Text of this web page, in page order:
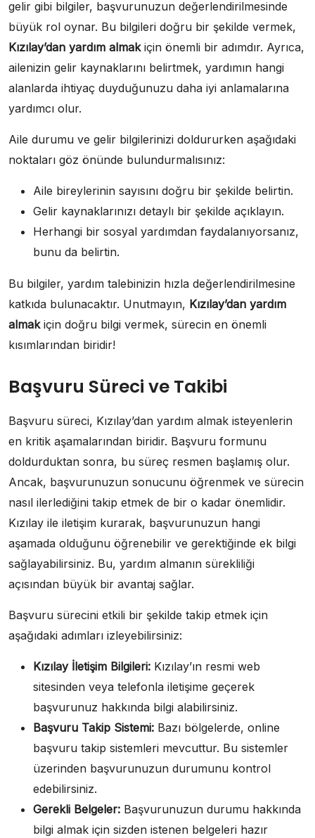
gelir gibi bilgiler, başvurunuzun değerlendirilmesinde
büyük rol oynar. Bu bilgileri doğru bir şekilde vermek,
Kızılay’dan yardım almakiçin önemli bir adımdır. Ayrıca,
ailenizin gelir kaynaklarını belirtmek, yardımın hangi
alanlarda ihtiyaç duyduğunuzu daha iyi anlamalarına
yardımcı olur.
Aile durumu ve gelir bilgilerinizi doldururken aşağıdaki
noktaları göz önünde bulundurmalısınız:
Aile bireylerinin sayısını doğru bir şekilde belirtin.
Gelir kaynaklarınızı detaylı bir şekilde açıklayın.
Herhangi bir sosyal yardımdan faydalanıyorsanız,
bunu da belirtin.
Bu bilgiler, yardım talebinizin hızla değerlendirilmesine
katkıda bulunacaktır. Unutmayın, Kızılay’dan yardım
almakiçin doğru bilgi vermek, sürecin en önemli
kısımlarından biridir!
Başvuru Süreci ve Takibi
Başvuru süreci, Kızılay’dan yardım almak isteyenlerin
en kritik aşamalarından biridir. Başvuru formunu
doldurduktan sonra, bu süreç resmen başlamış olur.
Ancak, başvurunuzun sonucunu öğrenmek ve sürecin
nasıl ilerlediğini takip etmek de bir o kadar önemlidir.
Kızılay ile iletişim kurarak, başvurunuzun hangi
aşamada olduğunu öğrenebilir ve gerektiğinde ek bilgi
sağlayabilirsiniz. Bu, yardım almanın sürekliliği
açısından büyük bir avantaj sağlar.
Başvuru sürecini etkili bir şekilde takip etmek için
aşağıdaki adımları izleyebilirsiniz:
Kızılay İletişim Bilgileri: Kızılay’ın resmi web
sitesinden veya telefonla iletişime geçerek
başvurunuz hakkında bilgi alabilirsiniz.
Başvuru Takip Sistemi: Bazı bölgelerde, online
başvuru takip sistemleri mevcuttur. Bu sistemler
üzerinden başvurunuzun durumunu kontrol
edebilirsiniz.
Gerekli Belgeler: Başvurunuzun durumu hakkında
bilgi almak için sizden istenen belgeleri hazır